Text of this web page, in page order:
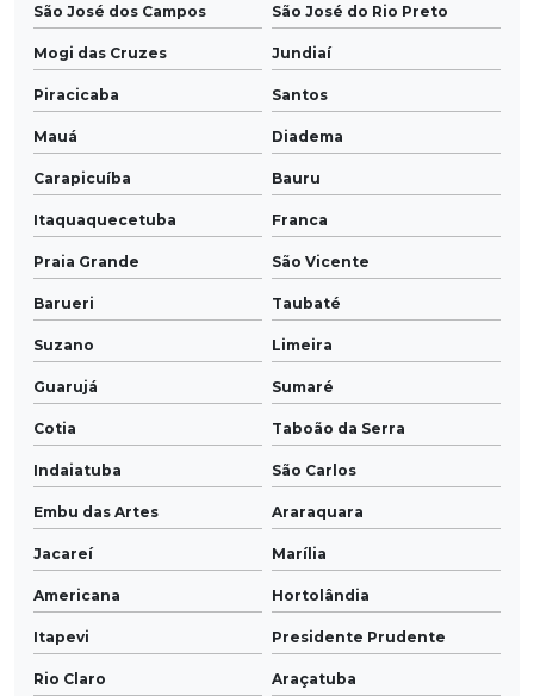
São José dos Campos São José do Rio Preto
Mogi das Cruzes Jundiaí
Piracicaba Santos
Mauá Diadema
Carapicuíba Bauru
Itaquaquecetuba Franca
Praia Grande São Vicente
Barueri Taubaté
Suzano Limeira
Guarujá Sumaré
Cotia Taboão da Serra
Indaiatuba São Carlos
Embu das Artes Araraquara
Jacareí Marília
Americana Hortolândia
Itapevi Presidente Prudente
Rio Claro Araçatuba